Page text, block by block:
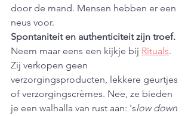
door de mand. Mensen hebben er een
neus voor.
Spontaniteit en authenticiteit zijn troef.
Neem maar eens een kijkje bij Rituals.
Zij verkopen geen
verzorgingsproducten, lekkere geurtjes
of verzorgingscrèmes. Nee, ze bieden
je een walhalla van rust aan: 'slow down